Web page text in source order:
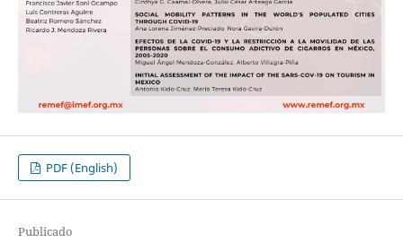
PDF (English)
Publicado